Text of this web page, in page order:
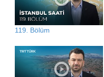
119. Bölüm